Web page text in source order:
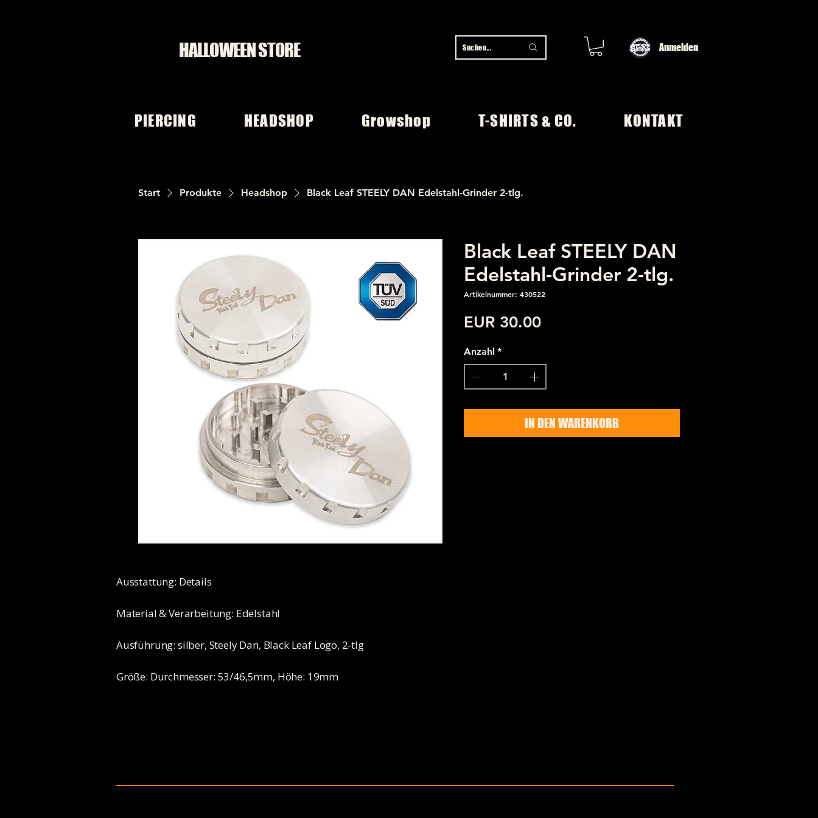
HALLOWEEN STORE Suchen... Anmelden
PIERCING HEADSHOP Growshop T-SHIRTS & CO. KONTAKT
Start Produkte Headshop Black Leaf STEELY DAN Edelstahl-Grinder 2-tlg.
Black Leaf STEELY DAN
Edelstahl-Grinder 2-tlg.
Artikelnummer: 430522
EUR 30.00Preis
Anzahl *
IN DEN WARENKORB
Ausstattung: Details
Material & Verarbeitung: Edelstahl
Ausführung: silber, Steely Dan, Black Leaf Logo, 2-tlg
Größe: Durchmesser: 53/46,5mm, Höhe: 19mm